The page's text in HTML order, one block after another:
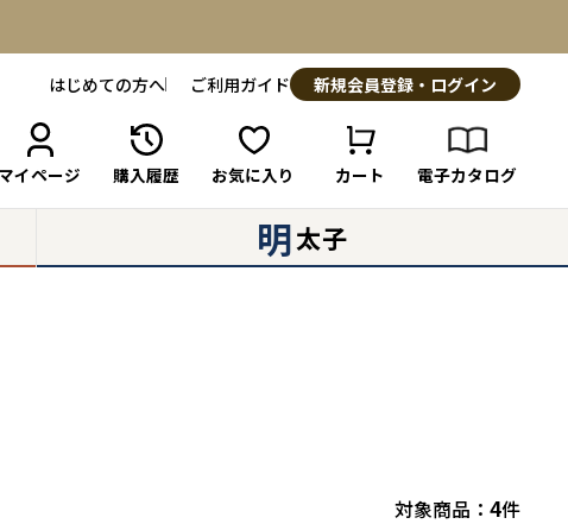
はじめての方へ ご利用ガイド 新規会員登録・ログイン
マイページ 購入履歴 お気に入り カート 電子カタログ
明太子
4件